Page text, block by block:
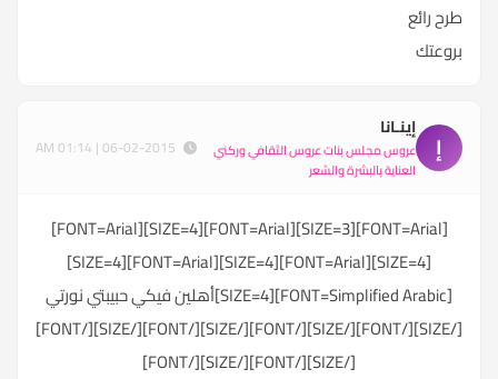
طرح رائع
بروعتك
إ
إينـانا
عروس مجلس بنات عروس الثقافي وركني
العناية بالبشرة والشعر
[FONT=Arial][SIZE=3][FONT=Arial][SIZE=4][FONT=Arial]
[SIZE=4][FONT=Arial][SIZE=4][FONT=Arial][SIZE=4]
[FONT=Simplified Arabic][SIZE=4]أهلين فيكي حبيبتي نورتي
[/SIZE][/FONT][/SIZE][/FONT][/SIZE][/FONT][/SIZE][/FONT]
[/SIZE][/FONT][/SIZE][/FONT]